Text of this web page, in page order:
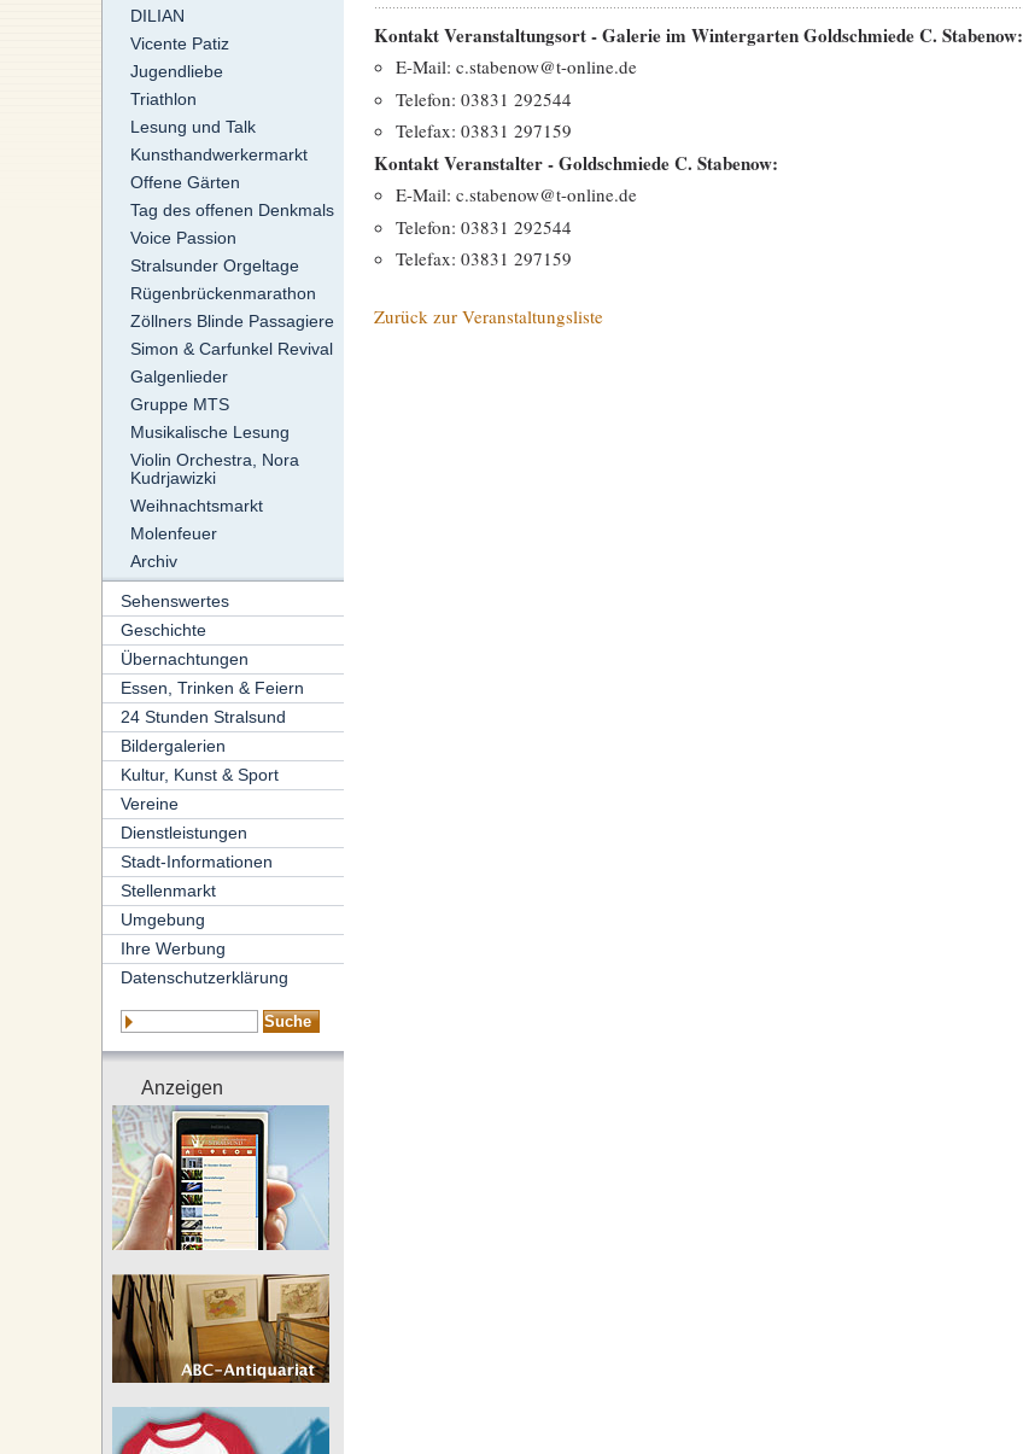
DILIAN
Vicente Patiz
Jugendliebe
Triathlon
Lesung und Talk
Kunsthandwerkermarkt
Offene Gärten
Tag des offenen Denkmals
Voice Passion
Stralsunder Orgeltage
Rügenbrückenmarathon
Zöllners Blinde Passagiere
Simon & Carfunkel Revival
Galgenlieder
Gruppe MTS
Musikalische Lesung
Violin Orchestra, Nora
Kudrjawizki
Weihnachtsmarkt
Molenfeuer
Archiv
Sehenswertes
Geschichte
Übernachtungen
Essen, Trinken & Feiern
24 Stunden Stralsund
Bildergalerien
Kultur, Kunst & Sport
Vereine
Dienstleistungen
Stadt-Informationen
Stellenmarkt
Umgebung
Ihre Werbung
Datenschutzerklärung
Anzeigen
Kontakt Veranstaltungsort - Galerie im Wintergarten Goldschmiede C. Stabenow:
E-Mail: c.stabenow@t-online.de
Telefon: 03831 292544
Telefax: 03831 297159
Kontakt Veranstalter - Goldschmiede C. Stabenow:
E-Mail: c.stabenow@t-online.de
Telefon: 03831 292544
Telefax: 03831 297159
Zurück zur Veranstaltungsliste